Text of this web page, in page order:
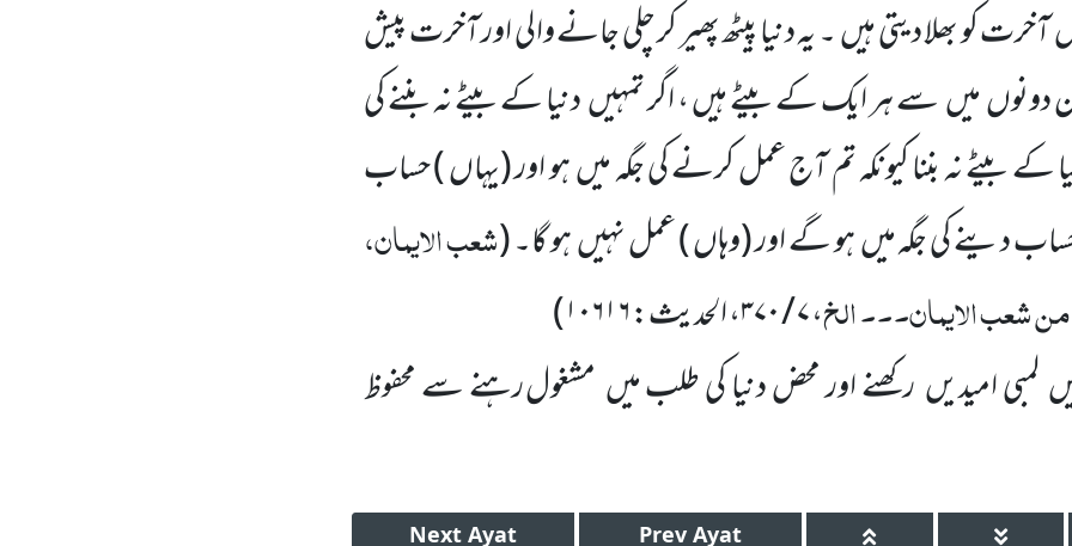
آخرت کو بھلا دیتی ہیں۔ یہ دنیا پیٹھ پھیر کر چلی جانے والی اور آخرت پیش
دونوںمیںسے ہر ایک کے بیٹے ہیں ، اگر تمہیںدنیا کے بیٹے نہ بننے کی
بیٹے نہ بنناکیونکہتم آج عمل کرنے کی جگہ میںہو اور(یہاں )حساب
دینے کی جگہ میںہو گے اور(وہاں )عمل نہیںہو گا۔(شعب الایمان،
شعب الایمان۔۔۔ الخ، ۷ / ۳۷۰، الحدیث: ۱۰۶۱۶ )
لمبی امیدیںرکھنے اور محض دنیا کی طلب میں مشغول رہنے سے محفوظ
Next Ayat Prev Ayat